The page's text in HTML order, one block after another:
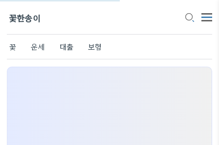
꽃한송이
꽃 운세 대출 보험